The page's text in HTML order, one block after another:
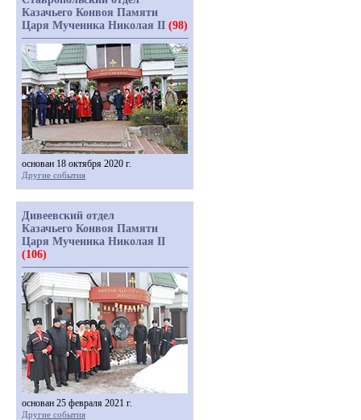
Казачьего Конвоя Памяти
Царя Мученика Николая II (98)
основан 18 октября 2020 г.
Другие события
Дивеевский отдел
Казачьего Конвоя Памяти
Царя Мученика Николая II
(106)
основан 25 февраля 2021 г.
Другие события